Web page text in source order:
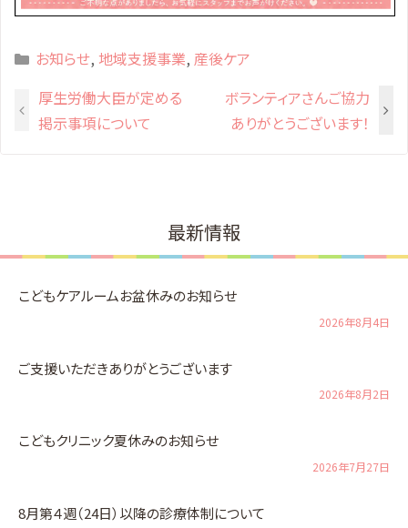
Categories
お知らせ, 地域支援事業, 産後ケア
厚生労働大臣が定める
掲示事項について
ボランティアさんご協力
ありがとうございます！
最新情報
こどもケアルームお盆休みのお知らせ
2026年8月4日
ご支援いただきありがとうございます
2026年8月2日
こどもクリニック夏休みのお知らせ
2026年7月27日
8月第４週（24日）以降の診療体制について